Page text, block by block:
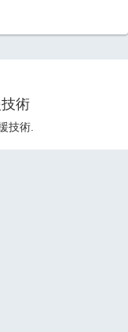
術
技術.